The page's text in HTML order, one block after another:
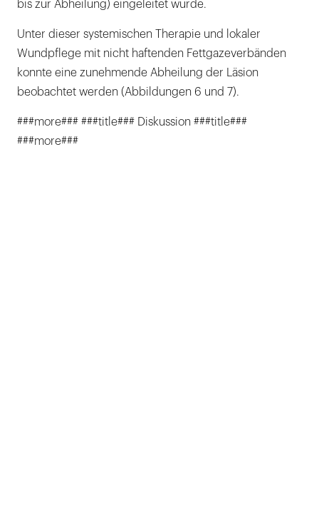
bis zur Abheilung) eingeleitet wurde.
Unter dieser systemischen Therapie und lokaler
Wundpflege mit nicht haftenden Fettgazeverbänden
konnte eine zunehmende Abheilung der Läsion
beobachtet werden (Abbildungen 6 und 7).
###more### ###title### Diskussion ###title###
###more###